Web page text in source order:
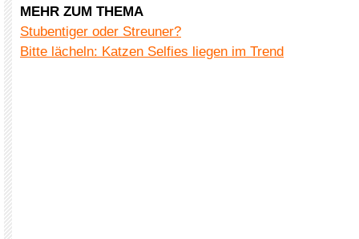
MEHR ZUM THEMA
Stubentiger oder Streuner?
Bitte lächeln: Katzen Selfies liegen im Trend